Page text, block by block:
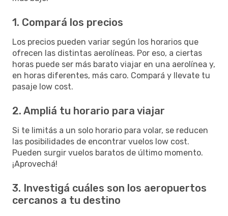
1. Compará los precios
Los precios pueden variar según los horarios que
ofrecen las distintas aerolíneas. Por eso, a ciertas
horas puede ser más barato viajar en una aerolínea y,
en horas diferentes, más caro. Compará y llevate tu
pasaje low cost.
2. Ampliá tu horario para viajar
Si te limitás a un solo horario para volar, se reducen
las posibilidades de encontrar vuelos low cost.
Pueden surgir vuelos baratos de último momento.
¡Aprovechá!
3. Investigá cuáles son los aeropuertos
cercanos a tu destino